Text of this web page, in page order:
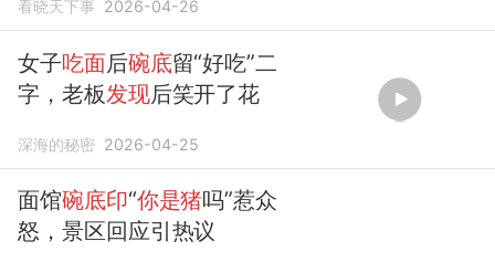
看晓天下事 2026-04-26
女子吃面后碗底留“好吃”二
字，老板发现后笑开了花
深海的秘密 2026-04-25
面馆碗底印“你是猪吗”惹众
怒，景区回应引热议